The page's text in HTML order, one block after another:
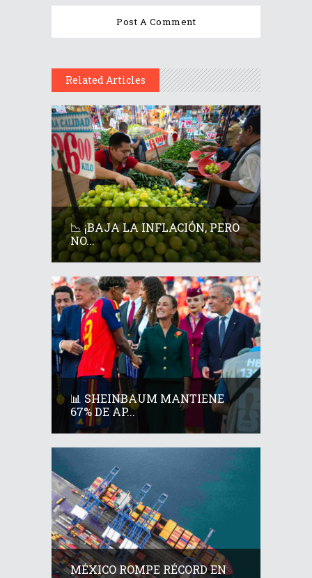
Related Articles
📉 ¡BAJA LA INFLACIÓN, PERO
NO...
📊 SHEINBAUM MANTIENE
67% DE AP...
MÉXICO ROMPE RÉCORD EN